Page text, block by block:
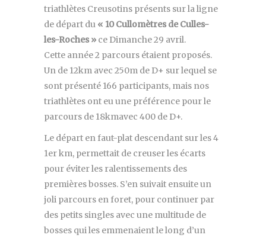
triathlètes Creusotins présents sur la ligne
de départ du « 10 Cullomètres de Culles-
les-Roches » ce Dimanche 29 avril.
Cette année 2 parcours étaient proposés.
Un de 12km avec 250m de D+ sur lequel se
sont présenté 166 participants, mais nos
triathlètes ont eu une préférence pour le
parcours de 18kmavec 400 de D+.
Le départ en faut-plat descendant sur les 4
1er km, permettait de creuser les écarts
pour éviter les ralentissements des
premières bosses. S’en suivait ensuite un
joli parcours en foret, pour continuer par
des petits singles avec une multitude de
bosses qui les emmenaient le long d’un